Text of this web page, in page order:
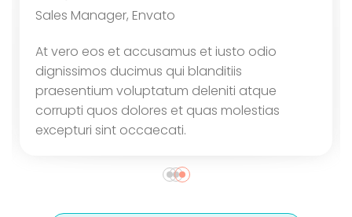
Sales Manager, Envato
At vero eos et accusamus et iusto odio
dignissimos ducimus qui blanditiis
praesentium voluptatum deleniti atque
corrupti quos dolores et quas molestias
excepturi sint occaecati.